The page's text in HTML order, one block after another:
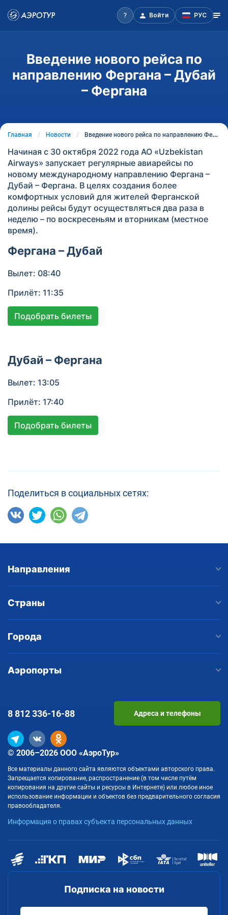
Войти РУС
Введение нового рейса по
направлению Фергана – Дубай
– Фергана
Главная Новости Введение нового рейса по направлению Фергана – Дубай – Фергана
Начиная с 30 октября 2022 года АО «Uzbekistan
Airways» запускает регулярные авиарейсы по
новому международному направлению Фергана –
Дубай – Фергана. В целях создания более
комфортных условий для жителей Ферганской
долины рейсы будут осуществляться два раза в
неделю – по воскресеньям и вторникам (местное
время).
Фергана – Дубай
Вылет: 08:40
Прилёт: 11:35
Подобрать билеты
Дубай – Фергана
Вылет: 13:05
Прилёт: 17:40
Подобрать билеты
Поделиться в социальных сетях:
Направления
Страны
Города
Аэропорты
Подписка на новости
© 2006–2026 ООО «АэроТур»
Все материалы данного сайта являются объектами авторского права.
Запрещается копирование, распространение (в том числе путём
копирования на другие сайты и ресурсы в Интернете) или любое иное
использование информации и объектов без предварительного согласия
правообладателя.
Информация о правах субъекта персональных данных
8 812336-16-88 Адреса и телефоны